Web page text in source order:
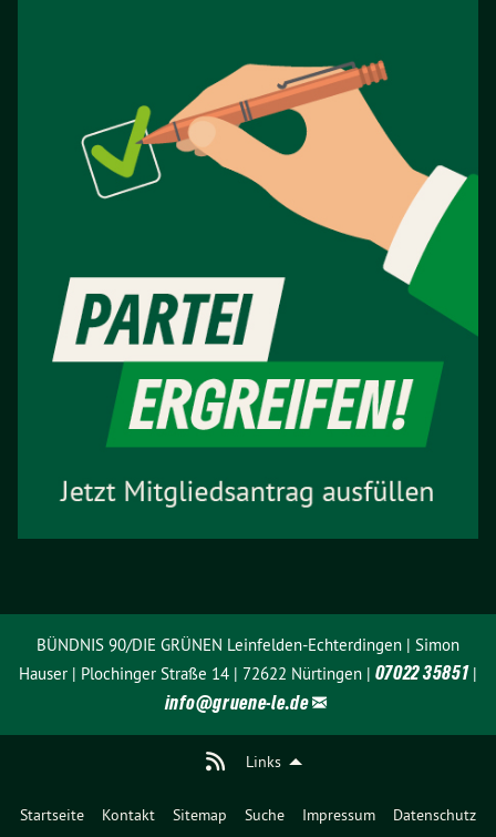
Links
Startseite Kontakt Sitemap Suche Impressum Datenschutz
BÜNDNIS 90/DIE GRÜNEN Leinfelden-Echterdingen | Simon
Hauser | Plochinger Straße 14 | 72622 Nürtingen | 07022 35851|
info@gruene-le.de